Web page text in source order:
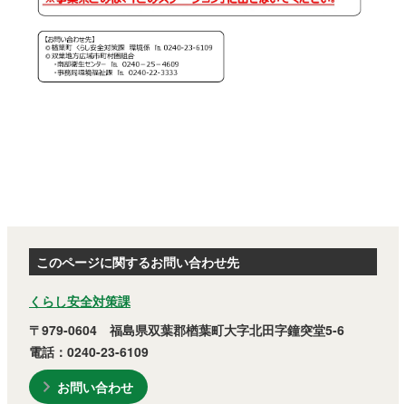
このページに関するお問い合わせ先
くらし安全対策課
〒979-0604 福島県双葉郡楢葉町大字北田字鐘突堂5-6
電話：0240-23-6109
お問い合わせ